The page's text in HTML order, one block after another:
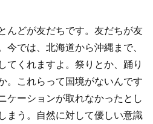
んどが友だちです。友だちが友
では、北海道から沖縄まで、
てくれますよ。祭りとか、踊り
。これらって国境がないんです
ケーションが取れなかったとし
まう。自然に対して優しい意識